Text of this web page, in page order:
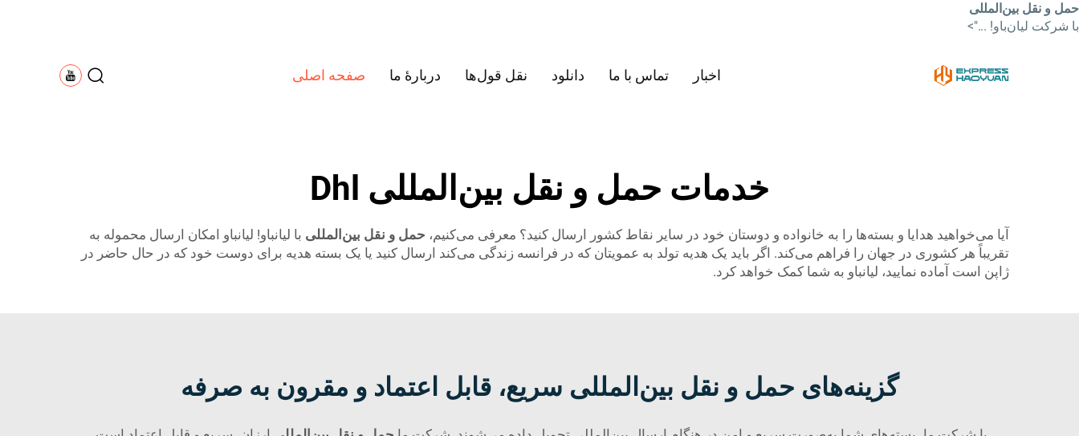
حمل و نقل بین‌المللی
با شرکت لیان‌باو! ...">
صفحه اصلی دربارهٔ ما نقل قول‌ها دانلود تماس با ما اخبار
خدمات حمل و نقل بین‌المللی Dhl
آیا می‌خواهید هدایا و بسته‌ها را به خانواده و دوستان خود در سایر نقاط کشور ارسال کنید؟ معرفی می‌کنیم، حمل و نقل بین‌المللی با لیانباو! لیانباو امکان ارسال محموله به
تقریباً هر کشوری در جهان را فراهم می‌کند. اگر باید یک هدیه تولد به عمویتان که در فرانسه زندگی می‌کند ارسال کنید یا یک بسته هدیه برای دوست خود که در حال حاضر در
ژاپن است آماده نمایید، لیانباو به شما کمک خواهد کرد.
گزینه‌های حمل و نقل بین‌المللی سریع، قابل اعتماد و مقرون به صرفه